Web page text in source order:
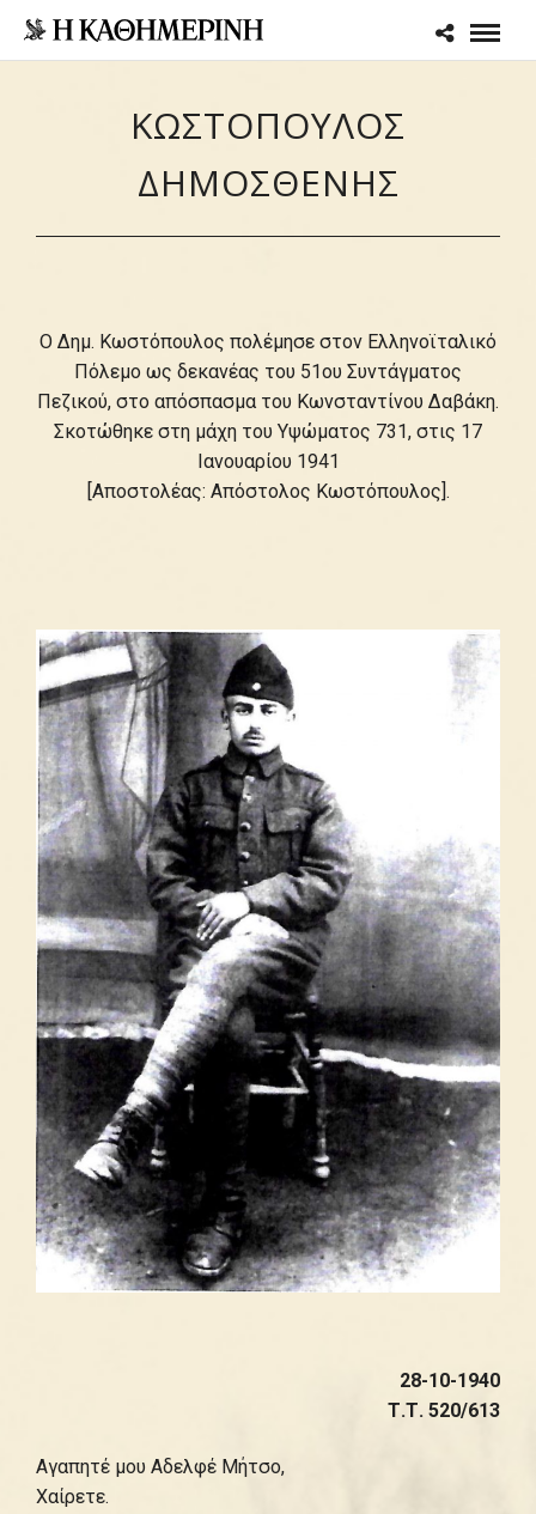
ΚΩΣΤΟΠΟΥΛΟΣ
ΔΗΜΟΣΘΕΝΗΣ
Ο Δημ. Κωστόπουλος πολέμησε στον Ελληνοϊταλικό
Πόλεμο ως δεκανέας του 51ου Συντάγματος
Πεζικού, στο απόσπασμα του Κωνσταντίνου Δαβάκη.
Σκοτώθηκε στη μάχη του Υψώματος 731, στις 17
Ιανουαρίου 1941
[Αποστολέας: Απόστολος Κωστόπουλος].
28-10-1940
Τ.Τ. 520/613
Αγαπητέ μου Αδελφέ Μήτσο,
Χαίρετε.